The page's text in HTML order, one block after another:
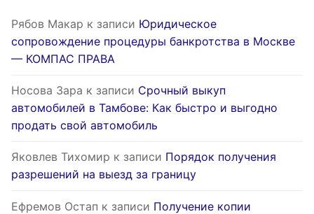
Рябов Макар к записи Юридическое
сопровождение процедуры банкротства в Москве
— КОМПАС ПРАВА
Носова Зара к записи Срочный выкуп
автомобилей в Тамбове: Как быстро и выгодно
продать свой автомобиль
Яковлев Тихомир к записи Порядок получения
разрешений на выезд за границу
Ефремов Остап к записи Получение копии